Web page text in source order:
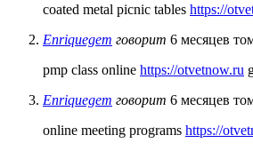
coated metal picnic tables https://
Enriquegem говорит 6 месяцев
pmp class online https://otvetnow.ru
Enriquegem говорит 6 месяцев
online meeting programs https://